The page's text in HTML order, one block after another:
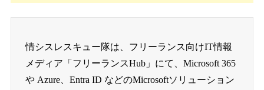
情シスレスキュー隊は、フリーランス向けIT情報
メディア「フリーランスHub」にて、Microsoft 365
や Azure、Entra ID などのMicrosoftソリューション